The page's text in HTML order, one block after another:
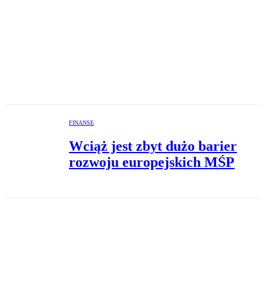
FINANSE
Wciąż jest zbyt dużo barier
rozwoju europejskich MŚP